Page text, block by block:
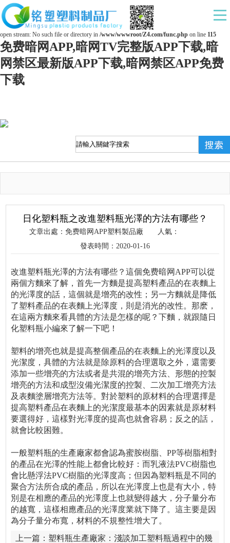
Warning: mkdir(): No space left on device in/www/wwwroot/Z4.com/func.php on line127
Warning: file_put_contents(./cachefile_yuan/ds169.com/cache/0b/35a26/c5cf8.html): failed to
open stream: No such file or directory in /www/wwwroot/Z4.com/func.php on line 115
免费暗网APP,暗网TV完整版APP下载,暗
网禁区最新版APP下载,暗网禁区APP免费
下载
日化塑料瓶之改進塑料瓶光澤的方法有哪些？
文章出處：免费暗网APP塑料製品廠
人氣：
發表時間：2020-01-16
改進塑料瓶光澤的方法有哪些？這個免费暗网APP可以從
兩個方麵來了解，首先一方麵是提高塑料產品的在表麵上
的光澤度的話，這個就是增亮的改性；另一方麵就是降低
了塑料產品的在表麵上光澤度，則是消光的改性。那麽，
在這兩方麵來看具體的方法是怎樣的呢？下麵，就跟隨日
化塑料瓶小編來了解一下吧！
塑料的增亮也就是提高整個產品的在表麵上的光澤度以及
光潔度，具體的方法就是除原料的合理選取之外，還需要
添加一些增亮的方法或者是共混的增亮方法、形態的控製
增亮的方法和成型沒備光潔度的控製、二次加工增亮方法
及表麵塗層增亮方法等。對於塑料的原材料的合理選擇是
提高塑料產品在表麵上的光潔度最基本的因素就是原材料
要選得好，這樣對光澤度的提高也就會容易；反之的話，
就會比較困難。
一般塑料瓶的生產廠家都會認為蜜胺樹脂、PP等樹脂相對
的產品在光澤的性能上都會比較好：而乳液法PVC樹脂也
會比懸浮法PVC樹脂的光澤度高；但因為塑料瓶是不同的
聚合方法所合成的產品，所以在光澤度上也是有大小，特
別是在相應的產品的光澤度上也就變得越大，分子量分布
的越寬，這樣相應產品的光澤度業就下降了。這主要是因
為分子量分布寬，材料的不規整性增大了。
上一篇： 塑料瓶生產廠家：淺談加工塑料瓶過程中的幾